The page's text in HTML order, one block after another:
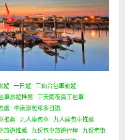
遊 一日遊
三仙台包車旅遊
車旅遊推薦
三天兩夜員工包車
處
中南部包車多日遊
推薦 九人座包車
九人座包車推薦
旅遊推薦 九份包車旅遊行程
九份老街